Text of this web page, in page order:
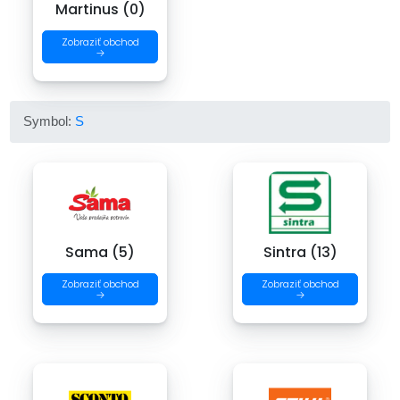
Martinus (0)
Zobraziť obchod
→
Symbol: S
Sama (5)
Zobraziť obchod
→
Sintra (13)
Zobraziť obchod
→